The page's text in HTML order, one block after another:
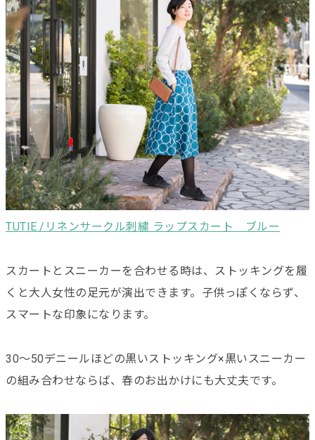
TUTIE./リネンサークル刺繍 ラップスカート ブルー
スカートとスニーカーを合わせる時は、ストッキングを履
くと大人女性の足元が演出できます。子供っぽくならず、
スマートな印象になります。
30〜50デニールほどの黒いストッキング×黒いスニーカー
の組み合わせならば、春のお出かけにも大丈夫です。